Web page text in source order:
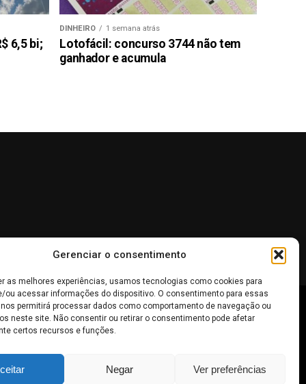
Gerenciar o consentimento
as melhores experiências, usamos tecnologias como cookies para
ou acessar informações do dispositivo. O consentimento para essas
permitirá processar dados como comportamento de navegação ou
neste site. Não consentir ou retirar o consentimento pode afetar
certos recursos e funções.
Negar Ver preferências
6,5 bi;
DINHEIRO 1 semana atrás
Lotofácil: concurso 3744 não tem
ganhador e acumula
devem ser interpretadas como recomendações de